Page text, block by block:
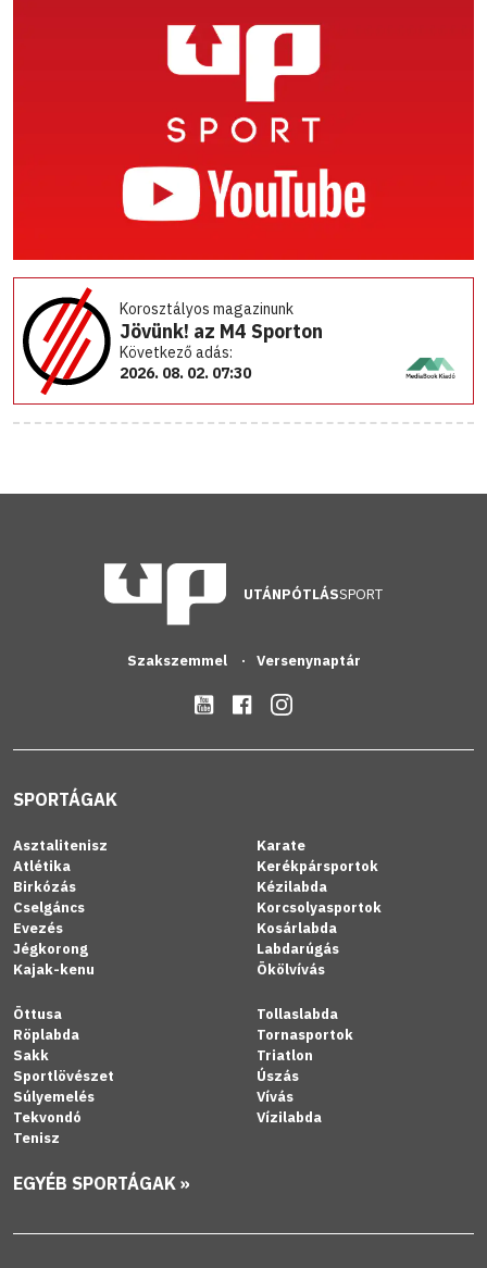
Korosztályos magazinunk
Jövünk! az M4 Sporton
Következő adás:
2026. 08. 02. 07:30
UTÁNPÓTLÁSSPORT
Szakszemmel Versenynaptár
SPORTÁGAK
Asztalitenisz
Atlétika
Birkózás
Cselgáncs
Evezés
Jégkorong
Kajak-kenu
Karate
Kerékpársportok
Kézilabda
Korcsolyasportok
Kosárlabda
Labdarúgás
Ökölvívás
Öttusa
Röplabda
Sakk
Sportlövészet
Súlyemelés
Tekvondó
Tenisz
Tollaslabda
Tornasportok
Triatlon
Úszás
Vívás
Vízilabda
EGYÉB SPORTÁGAK »